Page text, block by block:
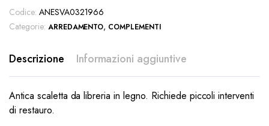
Codice: ANESVA0321966
Categorie: ARREDAMENTO, COMPLEMENTI
Descrizione Informazioni aggiuntive
Antica scaletta da libreria in legno. Richiede piccoli interventi
di restauro.